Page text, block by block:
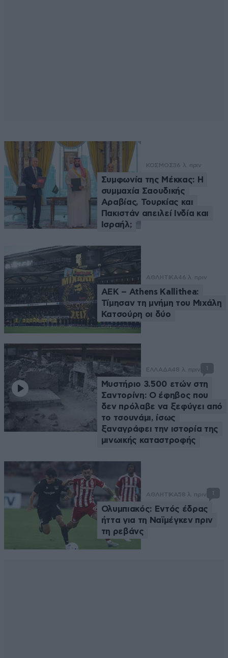
ΚΟΣΜΟΣ36 λ. πριν
Συμφωνία της Μέκκας: Η
συμμαχία Σαουδικής
Αραβίας, Τουρκίας και
Πακιστάν απειλεί Ινδία και
Ισραήλ;
ΑΘΛΗΤΙΚΑ46 λ. πριν
ΑΕΚ – Athens Kallithea:
Τίμησαν τη μνήμη του Μιχάλη
Κατσούρη οι δύο
ΕΛΛΑΔΑ48 λ. πριν 1
Μυστήριο 3.500 ετών στη
Σαντορίνη: Ο έφηβος που
δεν πρόλαβε να ξεφύγει από
το τσουνάμι, ίσως
ξαναγράφει την ιστορία της
μινωικής καταστροφής
ΑΘΛΗΤΙΚΑ58 λ. πριν 1
Ολυμπιακός: Εντός έδρας
ήττα για τη Ναϊμέγκεν πριν
τη ρεβάνς